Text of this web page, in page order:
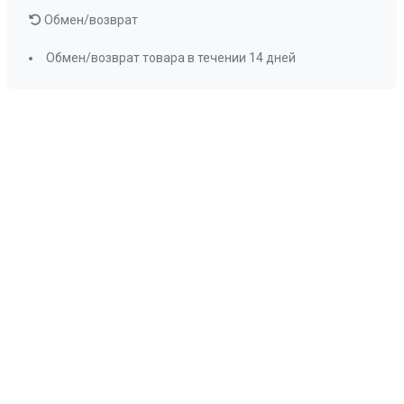
Обмен/возврат
Обмен/возврат товара в течении 14 дней